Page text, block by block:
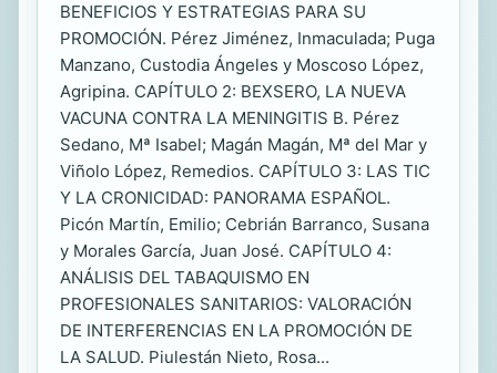
BENEFICIOS Y ESTRATEGIAS PARA SU
PROMOCIÓN. Pérez Jiménez, Inmaculada; Puga
Manzano, Custodia Ángeles y Moscoso López,
Agripina. CAPÍTULO 2: BEXSERO, LA NUEVA
VACUNA CONTRA LA MENINGITIS B. Pérez
Sedano, Mª Isabel; Magán Magán, Mª del Mar y
Viñolo López, Remedios. CAPÍTULO 3: LAS TIC
Y LA CRONICIDAD: PANORAMA ESPAÑOL.
Picón Martín, Emilio; Cebrián Barranco, Susana
y Morales García, Juan José. CAPÍTULO 4:
ANÁLISIS DEL TABAQUISMO EN
PROFESIONALES SANITARIOS: VALORACIÓN
DE INTERFERENCIAS EN LA PROMOCIÓN DE
LA SALUD. Piulestán Nieto, Rosa...